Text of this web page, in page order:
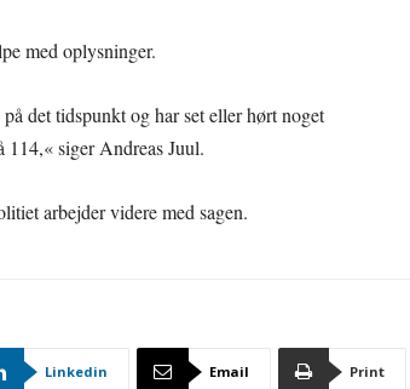
med oplysninger.
det tidspunkt og har set eller hørt noget
siger Andreas Juul.
arbejder videre med sagen.
Linkedin Email Print